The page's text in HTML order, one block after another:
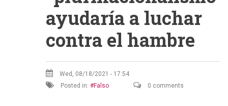
ayudaría a luchar
contra el hambre
Wed, 08/18/2021 - 17:54
Posted in:
Falso 0 comments